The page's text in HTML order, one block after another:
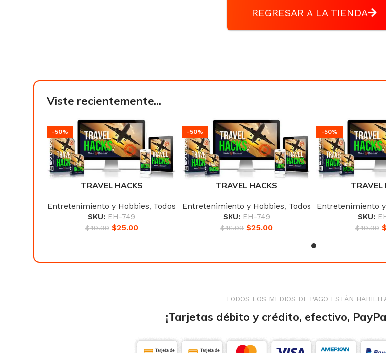
REGRESAR A LA TIENDA
Viste recientemente...
-50%
TRAVEL HACKS
Entretenimiento y Hobbies, Todos
SKU: EH-749
$49.99 $25.00
-50%
TRAVEL HACKS
Entretenimiento y Hobbies, Todos
SKU: EH-749
$49.99 $25.00
-50%
TRAVEL
Entretenimiento
SKU:
$49.99 $
TODOS LOS MEDIOS DE PAGO ESTÁN
¡Tarjetas débito y crédito, efectivo,